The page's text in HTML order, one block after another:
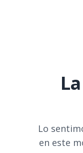
Lo
en este